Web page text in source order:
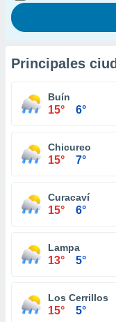
Principales
Buín
15° 6°
Chicureo
15° 7°
Curacaví
15° 6°
Lampa
13° 5°
Los Cerrillos
15° 5°